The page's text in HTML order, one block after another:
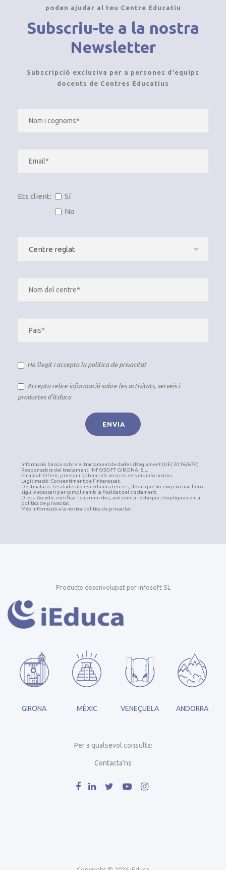
poden ajudar al teu Centre Educatiu
Subscriu-te a la nostra
Newsletter
Subscripció exclusiva per a persones d'equips
docents de Centres Educatius
Ets client:
Sí
No
He llegit i accepto la política de privacitat
Accepto rebre informació sobre les activitats, serveis i
productes d’iEduca
Informació bàsica sobre el tractament de dades (Reglament (UE) 2016/679)
Responsable del tractament: INFOSOFT GIRONA, S.L.
Finalitat: Oferir, prestar i facturar els nostres serveis informàtics.
Legitimació: Consentiment de l’interessat.
Destinataris: Les dades no es cediran a tercers, llevat que ho exigeixi una llei o
sigui necessari per complir amb la finalitat del tractament.
Drets: Accedir, rectificar i suprimir dos, així com la resta que s’expliquen en la
política de privacitat.
Més informació a la nostra política de privacitat
Producte desenvolupat per infosoft SL
GIRONA MÈXIC VENEÇUELA ANDORRA
Per a qualsevol consulta:
Contacta’ns